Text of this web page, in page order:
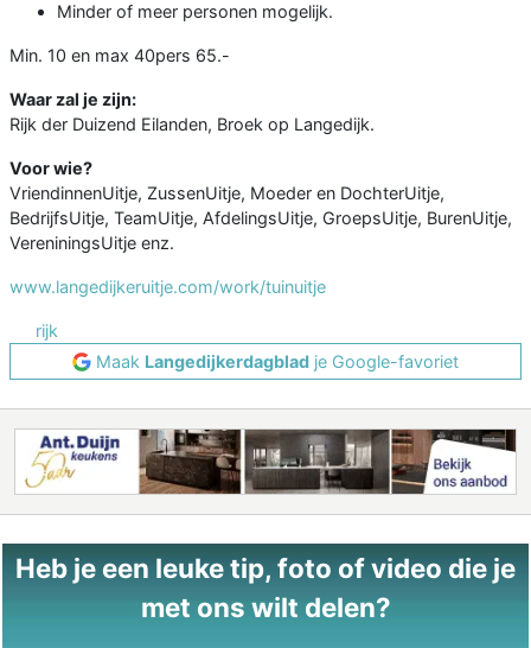
Minder of meer personen mogelijk.
Min. 10 en max 40pers 65.-
Waar zal je zijn:
Rijk der Duizend Eilanden, Broek op Langedijk.
Voor wie?
VriendinnenUitje, ZussenUitje, Moeder en DochterUitje,
BedrijfsUitje, TeamUitje, AfdelingsUitje, GroepsUitje, BurenUitje,
VereniningsUitje enz.
www.langedijkeruitje.com/work/tuinuitje
rijk
Maak Langedijkerdagblad je Google-favoriet
Heb je een leuke tip, foto of video die je
met ons wilt delen?